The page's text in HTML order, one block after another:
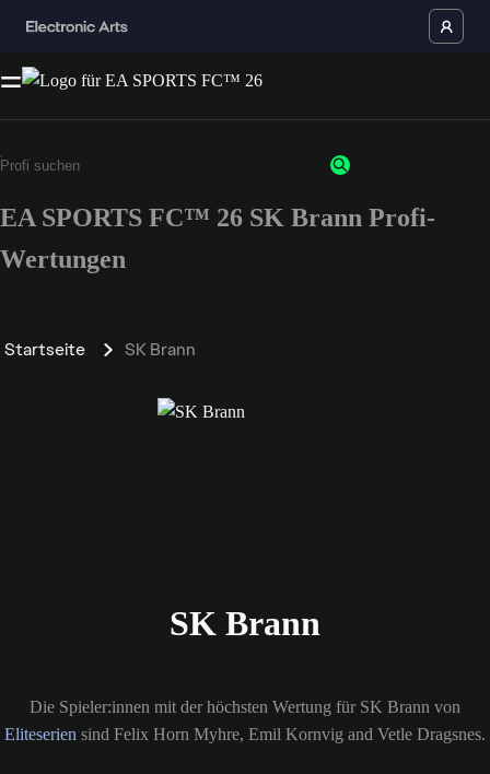
EA SPORTS FC™ 26 SK Brann Profi-
Wertungen
Startseite SK Brann
SK Brann
Die Spieler:innen mit der höchsten Wertung für SK Brann von
Eliteserien sind Felix Horn Myhre, Emil Kornvig and Vetle Dragsnes.